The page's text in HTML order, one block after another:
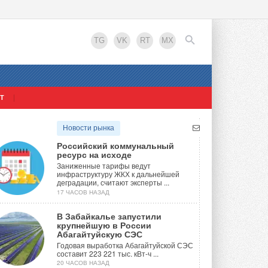
TG VK RT MX
EN
Новости рынка
Российский коммунальный
ресурс на исходе
Заниженные тарифы ведут
инфраструктуру ЖКХ к дальнейшей
деградации, считают эксперты ...
17 ЧАСОВ НАЗАД
В Забайкалье запустили
крупнейшую в России
Абагайтуйскую СЭС
Годовая выработка Абагайтуйской СЭС
составит 223 221 тыс. кВт-ч ...
20 ЧАСОВ НАЗАД